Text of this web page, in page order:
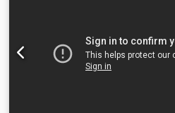
valjanje Dodavač 130-190 mm /
190 mm Mjerna glava Odvojena
Elektronička pomoć pri